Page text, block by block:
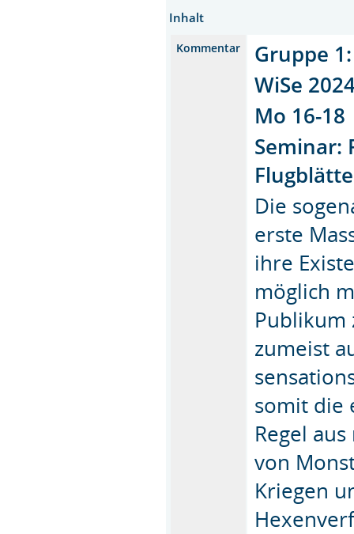
Inhalt
Kommentar
Gruppe
WiSe
Mo 16-18
Seminar:
Die
erste
ihre
möglich
Publikum
zumeist
somit die
Regel
von
Kriegen